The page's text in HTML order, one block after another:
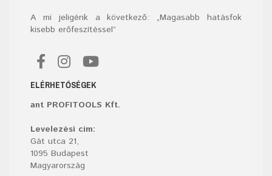
A mi jeligénk a következő: „Magasabb hatásfok
kisebb erőfeszítéssel”
ELÉRHETŐSÉGEK
ant PROFITOOLS Kft.
Levelezési cím:
Gát utca 21,
1095 Budapest
Magyarország